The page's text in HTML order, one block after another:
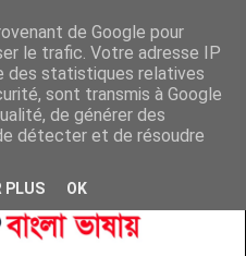
de Google pour
le trafic. Votre adresse IP
des statistiques relatives
sont transmis à Google
de générer des
détecter et de résoudre
PLUS OK